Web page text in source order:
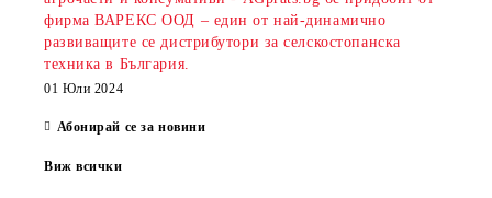
фирма ВАРЕКС ООД – един от най-динамично
развиващите се дистрибутори за селскостопанска
техника в България.
01 Юли 2024
Абонирай се за новини
Виж всички